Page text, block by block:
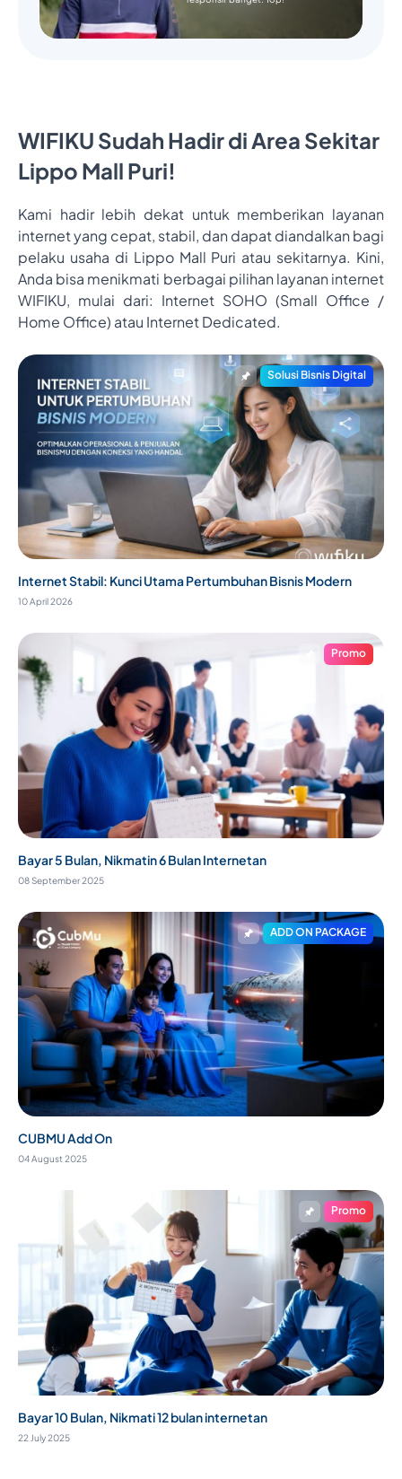
WIFIKU Sudah Hadir di Area Sekitar
Lippo Mall Puri!
Kami hadir lebih dekat untuk memberikan layanan
internet yang cepat, stabil, dan dapat diandalkan bagi
pelaku usaha di Lippo Mall Puri atau sekitarnya. Kini,
Anda bisa menikmati berbagai pilihan layanan internet
WIFIKU, mulai dari: Internet SOHO (Small Office /
Home Office) atau Internet Dedicated.
Solusi Bisnis Digital
Internet Stabil: Kunci Utama Pertumbuhan Bisnis Modern
10 April 2026
Promo
Bayar 5 Bulan, Nikmatin 6 Bulan Internetan
08 September 2025
ADD ON PACKAGE
CUBMU Add On
04 August 2025
Promo
Bayar 10 Bulan, Nikmati 12 bulan internetan
22 July 2025